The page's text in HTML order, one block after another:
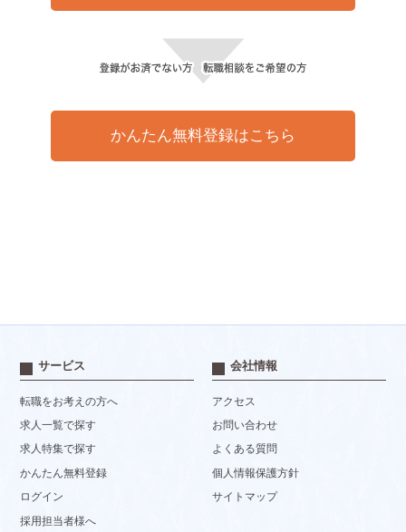
かんたん無料登録はこちら
サービス
転職をお考えの方へ
求人一覧で探す
求人特集で探す
かんたん無料登録
ログイン
採用担当者様へ
会社情報
アクセス
お問い合わせ
よくある質問
個人情報保護方針
サイトマップ